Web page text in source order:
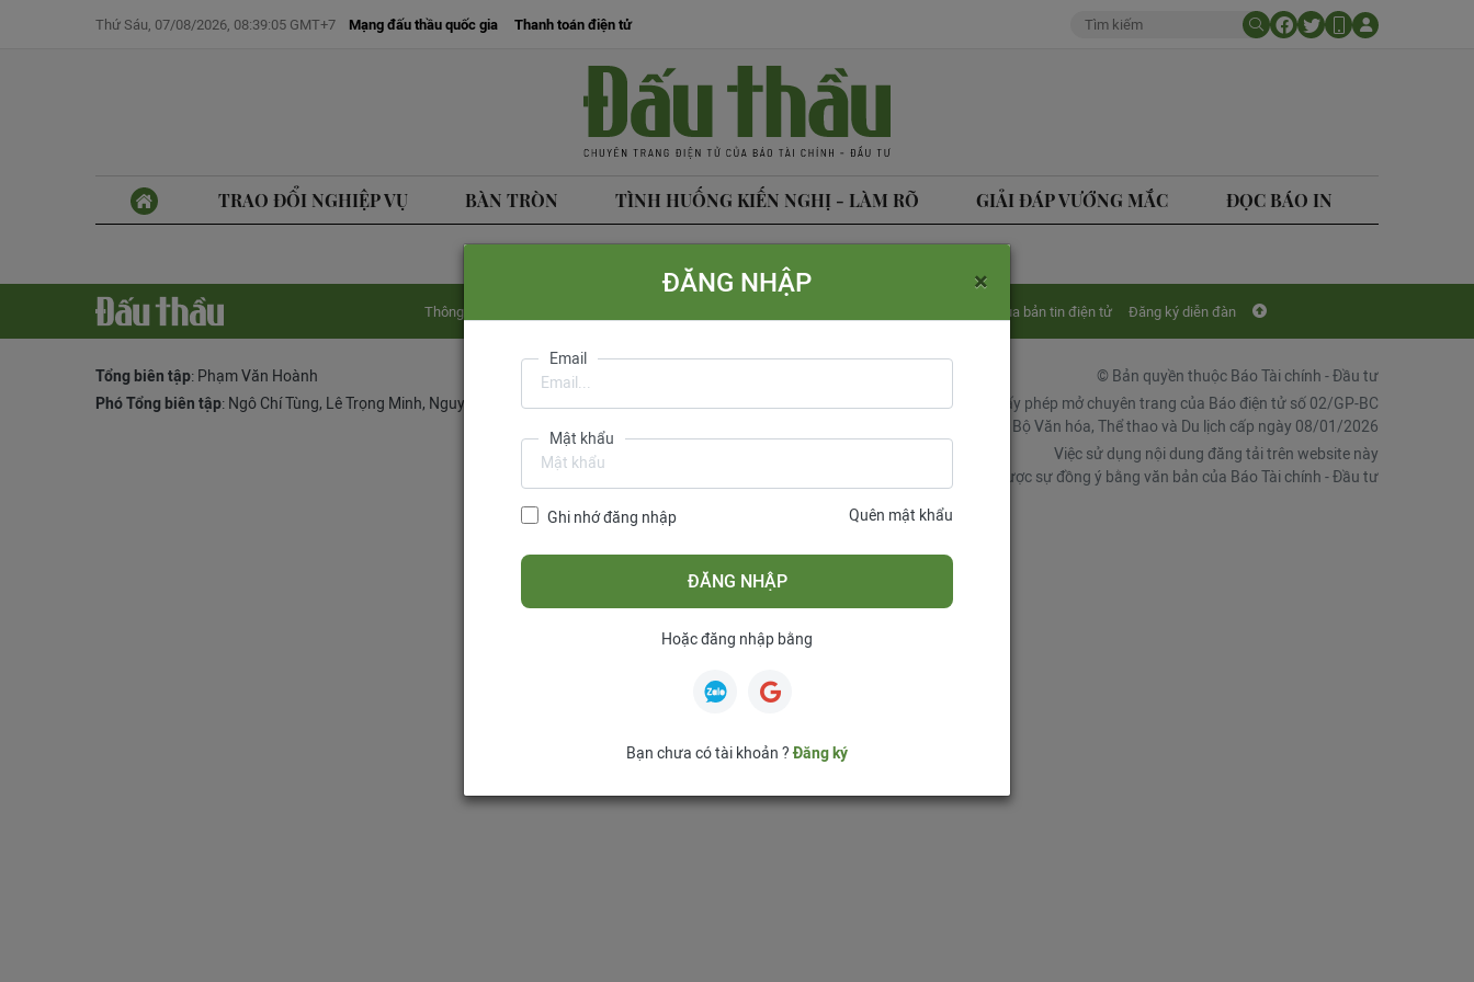
Thứ Sáu, 07/08/2026, 08:39:05 GMT+7 Mạng đấu thầu quốc gia Thanh toán điện tử
TRAO ĐỔI NGHIỆP VỤ BÀN TRÒN TÌNH HUỐNG KIẾN NGHỊ - LÀM RÕ GIẢI ĐÁP VƯỚNG MẮC ĐỌC BÁO IN
Thông tin tòa soạn Mua bản tin điện tử Đăng ký diễn đàn
Tổng biên tập: Phạm Văn Hoành
Phó Tổng biên tập: Ngô Chí Tùng, Lê Trọng Minh, Nguyễn Văn Hồng
© Bản quyền thuộc Báo Tài chính - Đầu tư
Giấy phép mở chuyên trang của Báo điện tử số 02/GP-BC
do Cục Báo chí, Bộ Văn hóa, Thể thao và Du lịch cấp ngày 08/01/2026
Việc sử dụng nội dung đăng tải trên website này
phải được sự đồng ý bằng văn bản của Báo Tài chính - Đầu tư
ĐĂNG NHẬP ×
Email
Mật khẩu
Ghi nhớ đăng nhập Quên mật khẩu
ĐĂNG NHẬP
Hoặc đăng nhập bằng
Bạn chưa có tài khoản ?Đăng ký